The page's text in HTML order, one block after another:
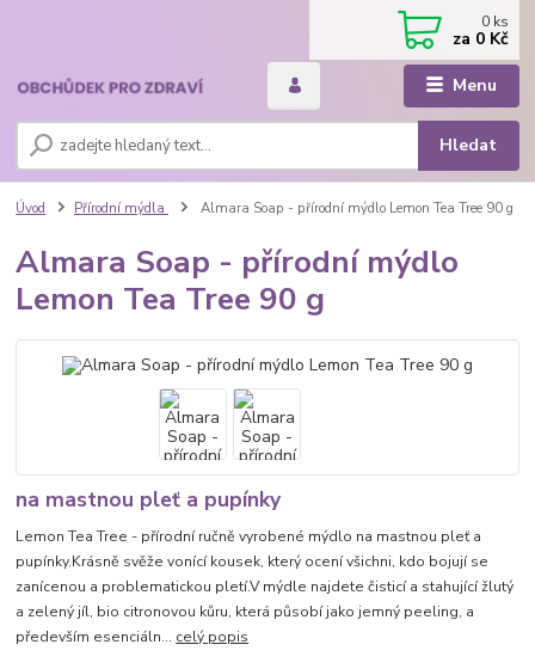
Menu
Hledat
0 ks
za 0 Kč
Úvod Přírodní mýdla Almara Soap - přírodní mýdlo Lemon Tea Tree 90 g
Almara Soap - přírodní mýdlo
Lemon Tea Tree 90 g
na mastnou pleť a pupínky
Lemon Tea Tree - přírodní ručně vyrobené mýdlo na mastnou pleť a
pupínky.Krásně svěže vonící kousek, který ocení všichni, kdo bojují se
zanícenou a problematickou pletí.V mýdle najdete čisticí a stahující žlutý
a zelený jíl, bio citronovou kůru, která působí jako jemný peeling, a
především esenciáln... celý popis